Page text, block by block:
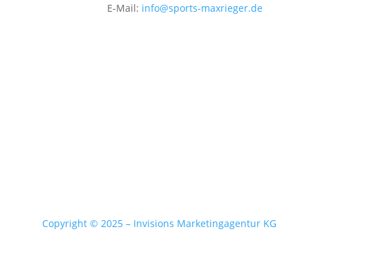
E-Mail: info@sports-maxrieger.de
Copyright © 2025 – Invisions Marketingagentur KG